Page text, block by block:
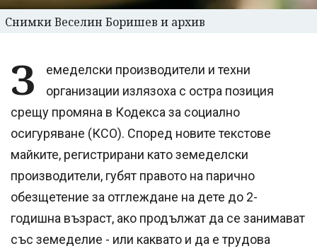
Снимки Веселин Боришев и архив
З
емеделски производители и техни
организации излязоха с остра позиция
срещу промяна в Кодекса за социално
осигуряване (КСО). Според новите текстове
майките, регистрирани като земеделски
производители, губят правото на парично
обезщетение за отглеждане на дете до 2-
годишна възраст, ако продължат да се занимават
със земеделие - или каквато и да е трудова